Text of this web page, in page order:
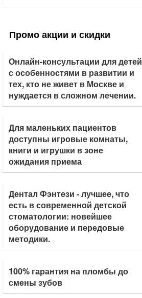
Промо акции и скидки
Онлайн-консультации для детей
с особенностями в развитии и
тех, кто не живет в Москве и
нуждается в сложном лечении.
Для маленьких пациентов
доступны игровые комнаты,
книги и игрушки в зоне
ожидания приема
Дентал Фэнтези - лучшее, что
есть в современной детской
стоматологии: новейшее
оборудование и передовые
методики.
100% гарантия на пломбы до
смены зубов